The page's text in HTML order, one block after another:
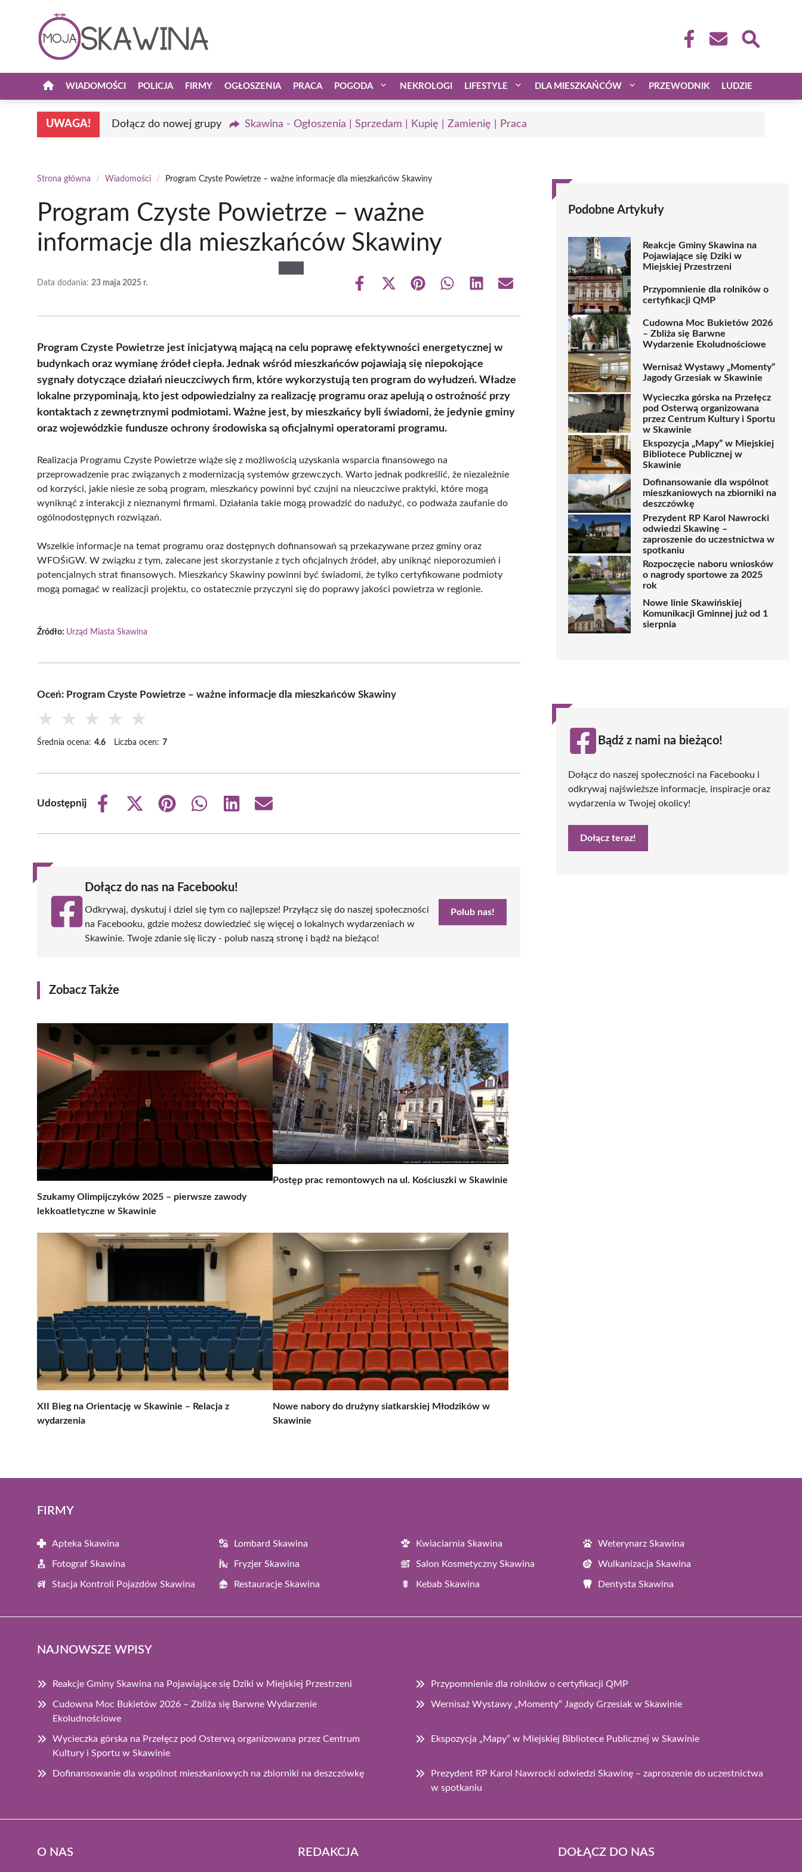
WIADOMOŚCI POLICJA FIRMY OGŁOSZENIA PRACA POGODA NEKROLOGI LIFESTYLE DLA MIESZKAŃCÓW PRZEWODNIK LUDZIE
UWAGA! Dołącz do nowej grupy Skawina - Ogłoszenia | Sprzedam | Kupię | Zamienię | Praca
Strona główna / Wiadomości / Program Czyste Powietrze – ważne informacje dla mieszkańców Skawiny
Program Czyste Powietrze – ważne
informacje dla mieszkańców Skawiny
Data dodania: 23 maja 2025 r.
Share
Share
(Twitter)
Share Share Share Share
Program Czyste Powietrze jest inicjatywą mającą na celu poprawę efektywności energetycznej w
budynkach oraz wymianę źródeł ciepła. Jednak wśród mieszkańców pojawiają się niepokojące
sygnały dotyczące działań nieuczciwych firm, które wykorzystują ten program do wyłudzeń. Władze
lokalne przypominają, kto jest odpowiedzialny za realizację programu oraz apelują o ostrożność przy
kontaktach z zewnętrznymi podmiotami. Ważne jest, by mieszkańcy byli świadomi, że jedynie gminy
oraz wojewódzkie fundusze ochrony środowiska są oficjalnymi operatorami programu.
Realizacja Programu Czyste Powietrze wiąże się z możliwością uzyskania wsparcia finansowego na
przeprowadzenie prac związanych z modernizacją systemów grzewczych. Warto jednak podkreślić, że niezależnie
od korzyści, jakie niesie ze sobą program, mieszkańcy powinni być czujni na nieuczciwe praktyki, które mogą
wyniknąć z interakcji z nieznanymi firmami. Działania takie mogą prowadzić do nadużyć, co podważa zaufanie do
ogólnodostępnych rozwiązań.
Wszelkie informacje na temat programu oraz dostępnych dofinansowań są przekazywane przez gminy oraz
WFOŚiGW. W związku z tym, zalecane jest skorzystanie z tych oficjalnych źródeł, aby uniknąć nieporozumień i
potencjalnych strat finansowych. Mieszkańcy Skawiny powinni być świadomi, że tylko certyfikowane podmioty
mogą pomagać w realizacji projektu, co ostatecznie przyczyni się do poprawy jakości powietrza w regionie.
Źródło: Urząd Miasta Skawina
Oceń: Program Czyste Powietrze – ważne informacje dla mieszkańców Skawiny
★ ★ ★ ★ ★
Średnia ocena: 4.6 Liczba ocen: 7
Udostępnij
Share
Share
(Twitter)
Share
Share
Share
Share
Dołącz do nas na Facebooku!
Odkrywaj, dyskutuj i dziel się tym co najlepsze! Przyłącz się do naszej społeczności
na Facebooku, gdzie możesz dowiedzieć się więcej o lokalnych wydarzeniach w
Skawinie. Twoje zdanie się liczy - polub naszą stronę i bądź na bieżąco!
Polub nas!
Zobacz Także
Szukamy Olimpijczyków 2025 – pierwsze zawody
lekkoatletyczne w Skawinie
Postęp prac remontowych na ul. Kościuszki w Skawinie
XII Bieg na Orientację w Skawinie – Relacja z
wydarzenia
Nowe nabory do drużyny siatkarskiej Młodzików w
Skawinie
Podobne Artykuły
Reakcje Gminy Skawina na
Pojawiające się Dziki w
Miejskiej Przestrzeni
Przypomnienie dla rolników o
certyfikacji QMP
Cudowna Moc Bukietów 2026
– Zbliża się Barwne
Wydarzenie Ekoludnościowe
Wernisaż Wystawy „Momenty”
Jagody Grzesiak w Skawinie
Wycieczka górska na Przełęcz
pod Osterwą organizowana
przez Centrum Kultury i Sportu
w Skawinie
Ekspozycja „Mapy” w Miejskiej
Bibliotece Publicznej w
Skawinie
Dofinansowanie dla wspólnot
mieszkaniowych na zbiorniki na
deszczówkę
Prezydent RP Karol Nawrocki
odwiedzi Skawinę –
zaproszenie do uczestnictwa w
spotkaniu
Rozpoczęcie naboru wniosków
o nagrody sportowe za 2025
rok
Nowe linie Skawińskiej
Komunikacji Gminnej już od 1
sierpnia
Bądź z nami na bieżąco!
Dołącz do naszej społeczności na Facebooku i
odkrywaj najświeższe informacje, inspiracje oraz
wydarzenia w Twojej okolicy!
Dołącz teraz!
FIRMY
Apteka Skawina Lombard Skawina Kwiaciarnia Skawina Weterynarz Skawina
Fotograf Skawina Fryzjer Skawina Salon Kosmetyczny Skawina Wulkanizacja Skawina
Stacja Kontroli Pojazdów Skawina Restauracje Skawina Kebab Skawina Dentysta Skawina
NAJNOWSZE WPISY
Reakcje Gminy Skawina na Pojawiające się Dziki w Miejskiej Przestrzeni Przypomnienie dla rolników o certyfikacji QMP
Cudowna Moc Bukietów 2026 – Zbliża się Barwne Wydarzenie
Ekoludnościowe
Wernisaż Wystawy „Momenty” Jagody Grzesiak w Skawinie
Wycieczka górska na Przełęcz pod Osterwą organizowana przez Centrum
Kultury i Sportu w Skawinie
Ekspozycja „Mapy” w Miejskiej Bibliotece Publicznej w Skawinie
Dofinansowanie dla wspólnot mieszkaniowych na zbiorniki na deszczówkę
Prezydent RP Karol Nawrocki odwiedzi Skawinę – zaproszenie do uczestnictwa
w spotkaniu
O NAS REDAKCJA DOŁĄCZ DO NAS